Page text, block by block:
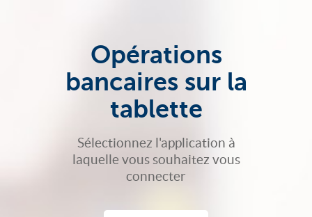
Opérations
bancaires sur la
tablette
Sélectionnez l'application à
laquelle vous souhaitez vous
connecter